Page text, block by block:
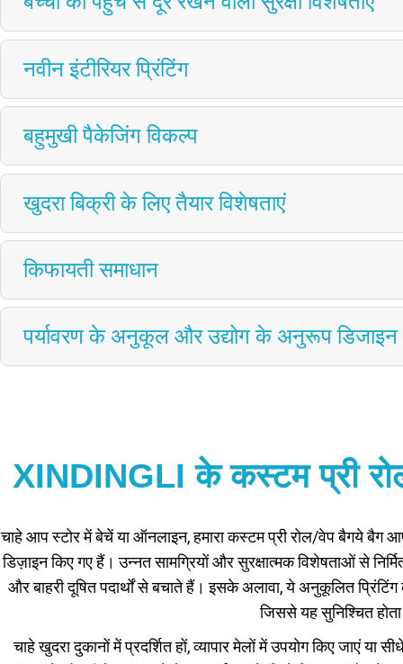
नवीन इंटीरियर प्रिंटिंग
बहुमुखी पैकेजिंग विकल्प
खुदरा बिक्री के लिए तैयार विशेषताएं
किफायती समाधान
पर्यावरण के अनुकूल और उद्योग के अनुरूप डिजाइन
XINDINGLI के कस्टम प्री रोल/
चाहे आप स्टोर में बेचें या ऑनलाइन, हमाराकस्टम प्री रोल/वेप बैगये बैग
डिज़ाइन किए गए हैं। उन्नत सामग्रियों और सुरक्षात्मक विशेषताओं से
और बाहरी दूषित पदार्थों से बचाते हैं। इसके अलावा, ये अनुकूलित
जिससे यह सुनिश्चित
चाहे खुदरा दुकानों में प्रदर्शित हों, व्यापार मेलों में उपयोग किए जाएं